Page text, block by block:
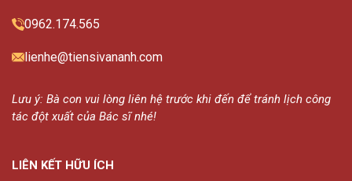
0962.174.565
lienhe@tiensivananh.com
Lưu ý: Bà con vui lòng liên hệ trước khi đến để tránh lịch công
tác đột xuất của Bác sĩ nhé!
LIÊN KẾT HỮU ÍCH